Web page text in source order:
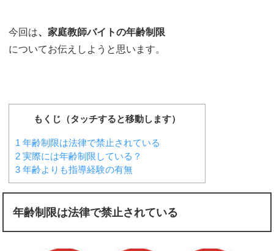
今回は、家庭教師バイトの年齢制限
についてお伝えしようと思います。
もくじ（タッチすると移動します）
1 年齢制限は法律で禁止されている
2 実際には年齢制限している？
3 年齢よりも指導経験の有無
年齢制限は法律で禁止されている